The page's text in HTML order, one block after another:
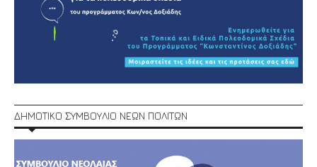
ΔΗΜΟΤΙΚΟ ΣΥΜΒΟΥΛΙΟ ΝΕΩΝ ΠΟΛΙΤΩΝ